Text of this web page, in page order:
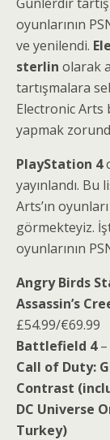
oyunlarının
ve yenilendi.
sterlin olarak
tartışmalara
Electronic Arts
yapmak
PlayStation 4
yayınlandı.
Arts’ın oyunları
görmekteyiz.
oyunlarının
Angry Birds
Assassin’s
£54.99/€69.99
Battlefield 4–
Call of Duty:
Contrast
DC Universe
Turkey)